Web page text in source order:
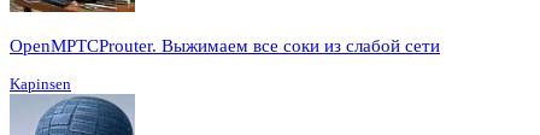
OpenMPTCProuter. Выжимаем все соки из слабой сети
Kapinsen